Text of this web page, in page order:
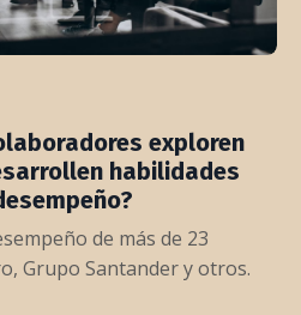
exploren
habilidades
de más de 23
Grupo Santander y otros.